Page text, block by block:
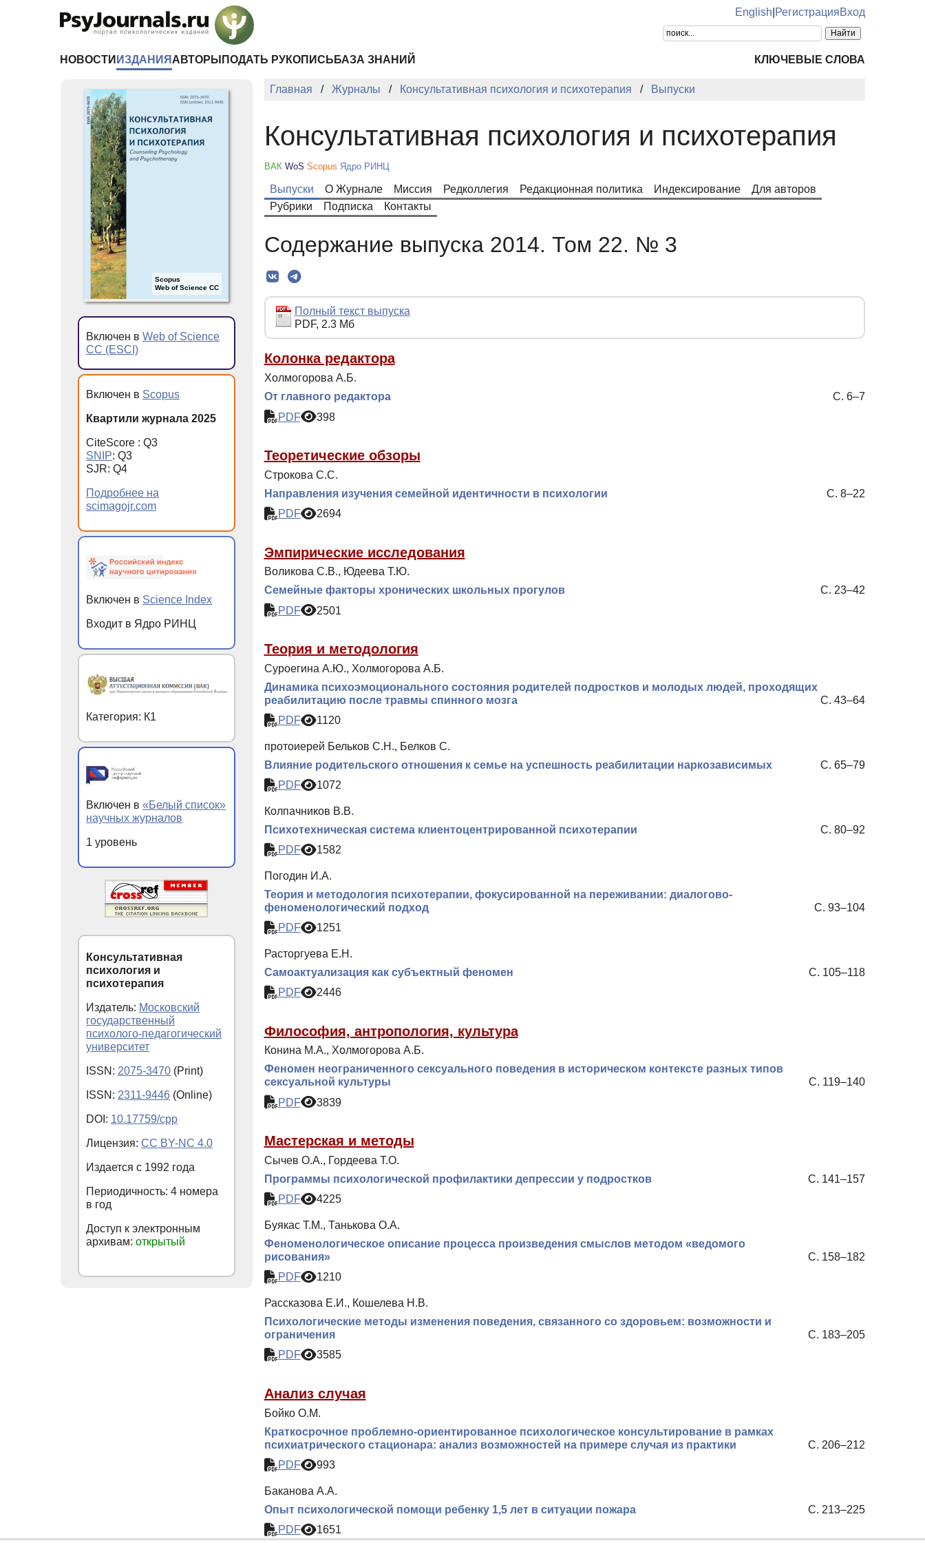
English РегистрацияВход
НОВОСТИ ИЗДАНИЯ АВТОРЫ ПОДАТЬ РУКОПИСЬ БАЗА ЗНАНИЙ КЛЮЧЕВЫЕ СЛОВА
Главная Журналы Консультативная психология и психотерапия Выпуски
Консультативная психология и психотерапия
ВАК WoS Scopus Ядро РИНЦ
Выпуски О Журнале Миссия Редколлегия Редакционная политика Индексирование
Для авторов
Рубрики
Подписка Контакты
Содержание выпуска 2014. Том 22. № 3
Полный текст выпуска
PDF, 2.3 Мб
Колонка редактора
Холмогорова А.Б.
От главного редактора
С. 6–7
PDF
398
Теоретические обзоры
Строкова С.С.
Направления изучения семейной идентичности в психологии
С. 8–22
PDF
2694
Эмпирические исследования
Воликова С.В., Юдеева Т.Ю.
Семейные факторы хронических школьных прогулов
С. 23–42
PDF
2501
Теория и методология
Суроегина А.Ю., Холмогорова А.Б.
Динамика психоэмоционального состояния родителей подростков и молодых людей, проходящих
реабилитацию после травмы спинного мозга
С. 43–64
PDF
1120
протоиерей Бельков С.Н., Белков С.
Влияние родительского отношения к семье на успешность реабилитации наркозависимых
С. 65–79
PDF
1072
Колпачников В.В.
Психотехническая система клиентоцентрированной психотерапии
С. 80–92
PDF
1582
Погодин И.А.
Теория и методология психотерапии, фокусированной на переживании: диалогово-
феноменологический подход
С. 93–104
PDF
1251
Расторгуева Е.Н.
Самоактуализация как субъектный феномен
С. 105–118
PDF
2446
Философия, антропология, культура
Конина М.А., Холмогорова А.Б.
Феномен неограниченного сексуального поведения в историческом контексте разных типов
сексуальной культуры
С. 119–140
PDF
3839
Мастерская и методы
Сычев О.А., Гордеева Т.О.
Программы психологической профилактики депрессии у подростков
С. 141–157
PDF
4225
Буякас Т.М., Танькова О.А.
Феноменологическое описание процесса произведения смыслов методом «ведомого
рисования»
С. 158–182
PDF
1210
Рассказова Е.И., Кошелева Н.В.
Психологические методы изменения поведения, связанного со здоровьем: возможности и
ограничения
С. 183–205
PDF
3585
Анализ случая
Бойко О.М.
Краткосрочное проблемно-ориентированное психологическое консультирование в рамках
психиатрического стационара: анализ возможностей на примере случая из практики
С. 206–212
PDF
993
Баканова А.А.
Опыт психологической помощи ребенку 1,5 лет в ситуации пожара
С. 213–225
PDF
1651
Scopus
Web of Science CC
Включен в Web of Science
CC (ESCI)
Включен в Scopus
Квартили журнала 2025
CiteScore : Q3
SNIP: Q3
SJR: Q4
Подробнее на
scimagojr.com
Включен в Science Index
Входит в Ядро РИНЦ
Категория: К1
Включен в «Белый список»
научных журналов
1 уровень
Консультативная
психология и
психотерапия
Издатель: Московский
государственный
психолого-педагогический
университет
ISSN: 2075-3470 (Print)
ISSN: 2311-9446 (Online)
DOI: 10.17759/cpp
Лицензия: CC BY-NC 4.0
Издается с 1992 года
Периодичность: 4 номера
в год
Доступ к электронным
архивам: открытый